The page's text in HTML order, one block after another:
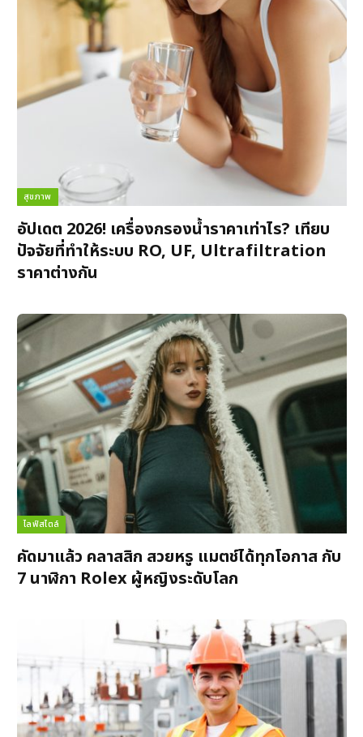
สุขภาพ
อัปเดต 2026! เครื่องกรองน้ำราคาเท่าไร? เทียบ
ปัจจัยที่ทำให้ระบบ RO, UF, Ultrafiltration
ราคาต่างกัน
ไลฟ์สไตล์
คัดมาแล้ว คลาสสิก สวยหรู แมตช์ได้ทุกโอกาส กับ
7 นาฬิกา Rolex ผู้หญิงระดับโลก